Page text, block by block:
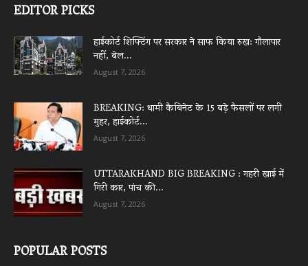
EDITOR PICKS
हाईकोर्ट शिफ्टिंग पर सरकार ने साफ किया रुख: गौलापार
नहीं, बेल...
August 7, 2026
BREAKING: धामी कैबिनेट के 15 बड़े फैसलों पर लगी
मुहर, हाईकोर्ट...
August 7, 2026
UTTARAKHAND BIG BREAKING : गहरी खाई में
गिरी कार, पांच की...
August 7, 2026
POPULAR POSTS